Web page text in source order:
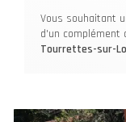
Vous souhaitant
d'un
Tourrettes-sur-